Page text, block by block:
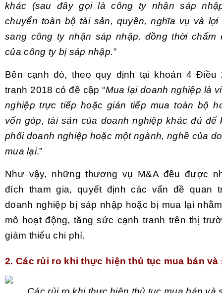
khác (sau đây gọi là công ty nhận sáp
chuyển toàn bộ tài sản, quyền, nghĩa vụ và
sang công ty nhận sáp nhập, đồng thời chấm
của công ty bị sáp nhập.”
Bên cạnh đó, theo quy định tại khoản 4 Điều
tranh 2018 có đề cập “Mua lại doanh nghiệp là
nghiệp trực tiếp hoặc gián tiếp mua toàn bộ
vốn góp, tài sản của doanh nghiệp khác đủ để
phối doanh nghiệp hoặc một ngành, nghề của
mua lại.”
Như vậy, những thương vụ M&A đều được
đích tham gia, quyết định các vấn đề quan
doanh nghiệp bị sáp nhập hoặc bị mua lại
mô hoạt động, tăng sức cạnh tranh trên thị
giảm thiểu chi phí.
2. Các rủi ro khi thực hiện thủ tục mua bán và